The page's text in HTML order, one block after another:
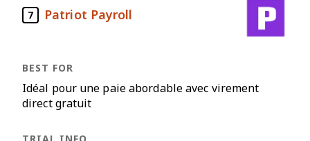
7 Patriot Payroll
Idéal pour une paie abordable avec virement
direct gratuit